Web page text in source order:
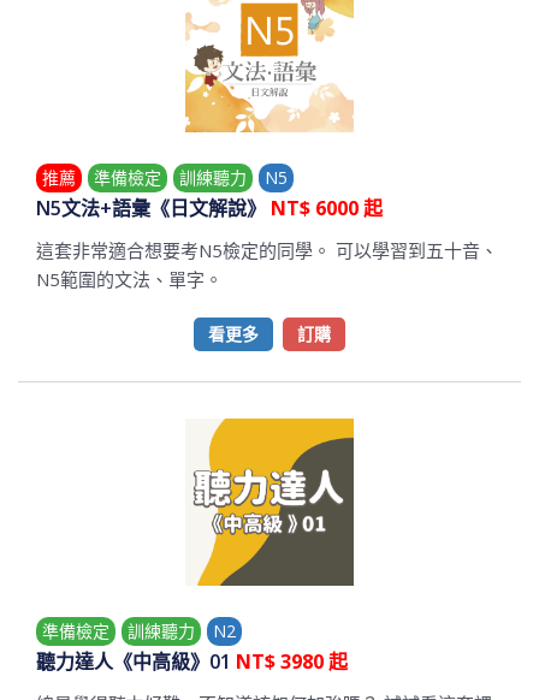
推薦 準備檢定 訓練聽力 N5
N5文法+語彙《日文解說》 NT$ 6000 起
這套非常適合想要考N5檢定的同學。 可以學習到五十音、
N5範圍的文法、單字。
看更多 訂購
準備檢定 訓練聽力 N2
聽力達人《中高級》01 NT$ 3980 起